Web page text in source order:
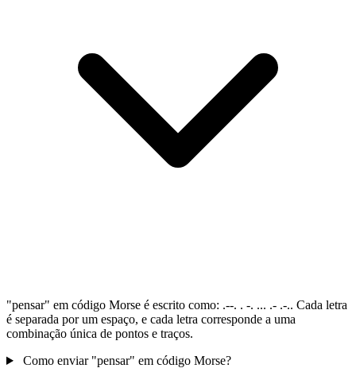
"pensar" em código Morse é escrito como: .--. . -. ... .- .-.. Cada letra
é separada por um espaço, e cada letra corresponde a uma
combinação única de pontos e traços.
Como enviar "pensar" em código Morse?